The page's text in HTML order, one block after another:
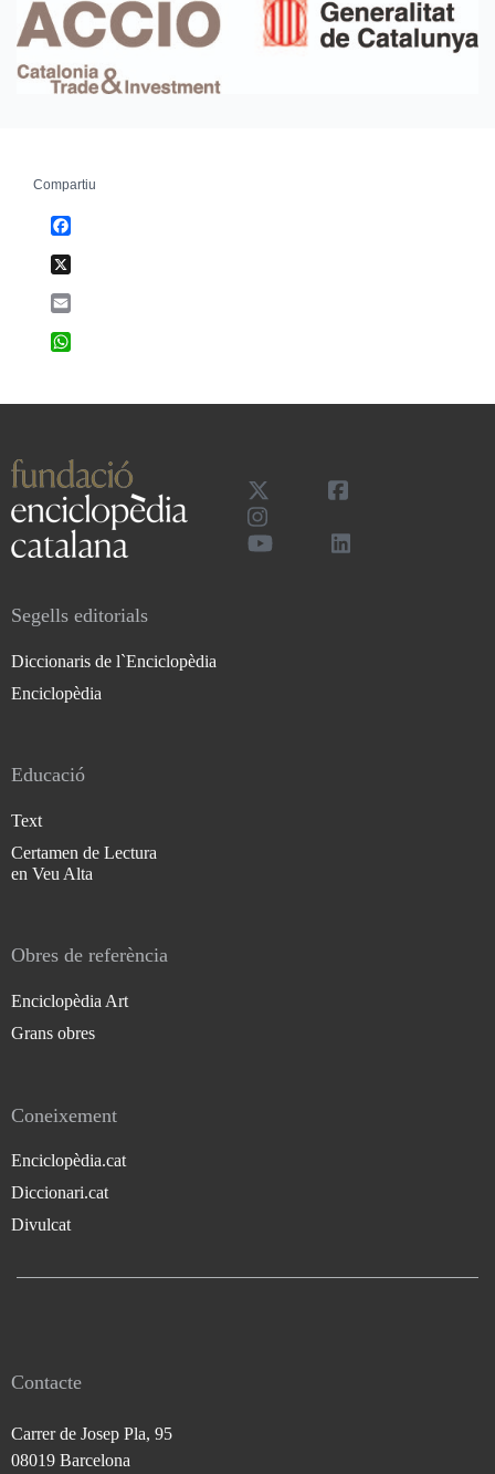
Compartiu
Segells editorials
Diccionaris de l`Enciclopèdia
Enciclopèdia
Educació
Text
Certamen de Lectura
en Veu Alta
Obres de referència
Enciclopèdia Art
Grans obres
Coneixement
Enciclopèdia.cat
Diccionari.cat
Divulcat
Contacte
Carrer de Josep Pla, 95
08019 Barcelona